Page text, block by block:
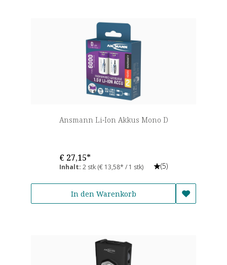
Ansmann Li-Ion Akkus Mono D
Inhalt: 2 stk (€ 13,58* / 1 stk)
€ 27,15*
(5)
In den Warenkorb